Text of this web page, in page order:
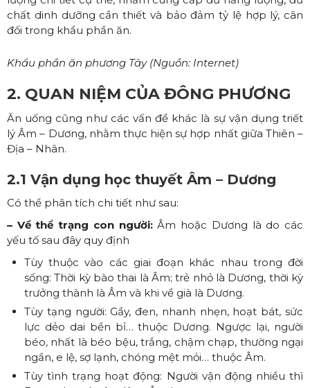
chất dinh dưỡng cần thiết và bảo đảm tỷ lệ hợp lý, cân
đối trong khẩu phần ăn.
Khẩu phần ăn phương Tây (Nguồn: Internet)
2. QUAN NIỆM CỦA ĐÔNG PHƯƠNG
Ăn uống cũng như các vấn đề khác là sự vận dụng triết
lý Âm – Dương, nhằm thực hiện sự hợp nhất giữa Thiên –
Địa – Nhân.
2.1 Vận dụng học thuyết Âm – Dương
Có thể phân tích chi tiết như sau:
– Về thể trạng con người:Âm hoặc Dương là do các
yếu tố sau đây quy định
Tùy thuộc vào các giai đoạn khác nhau trong đời
sống: Thời kỳ bào thai là Âm; trẻ nhỏ là Dương, thời kỳ
trưởng thành là Âm và khi về già là Dương.
Tùy tạng người: Gầy, đen, nhanh nhẹn, hoạt bát, sức
lực dẻo dai bền bỉ… thuộc Dương. Ngược lại, người
béo, nhất là béo bệu, trắng, chậm chạp, thường ngại
ngần, e lệ, sợ lạnh, chóng mệt mỏi… thuộc Âm.
Tùy tình trạng hoạt động: Người vận động nhiều thì